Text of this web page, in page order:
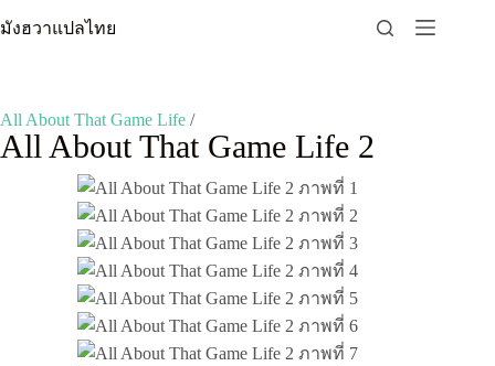
to
มังฮวาแปลไทย
All About That Game Life /
All About That Game Life 2